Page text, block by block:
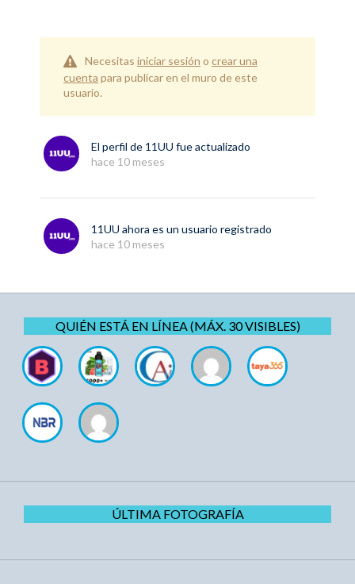
Necesitas iniciar sesión o crear una
cuenta para publicar en el muro de este
usuario.
El perfil de 11UU fue actualizado
hace 10 meses
11UU ahora es un usuario registrado
hace 10 meses
QUIÉN ESTÁ EN LÍNEA (MÁX. 30 VISIBLES)
ÚLTIMA FOTOGRAFÍA